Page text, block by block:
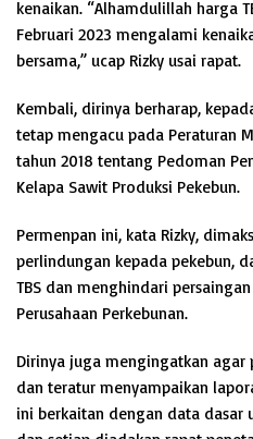
kenaikan. “Alhamdulillah harga
Februari 2023 mengalami
bersama,” ucap Rizky usai rapat.
Kembali, dirinya berharap,
tetap mengacu pada Peraturan
tahun 2018 tentang Pedoman
Kelapa Sawit Produksi Pekebun.
Permenpan ini, kata Rizky,
perlindungan kepada pekebun,
TBS dan menghindari
Perusahaan Perkebunan.
Dirinya juga mengingatkan agar
dan teratur menyampaikan
ini berkaitan dengan data dasar